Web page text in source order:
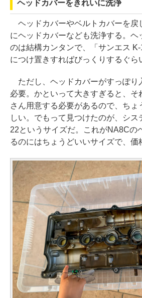
ヘッドカバーをきれいに洗浄
ヘッドカバーやベルトカバーを戻
にヘッドカバーなども洗浄する。ヘ
のは結構カンタンで、「サンエス
につけ置きすればびっくりするぐら
ただし、ヘッドカバーがすっぽり
必要。かといって大きすぎると、そ
さん用意する必要があるので、ちょ
しい。でもって見つけたのが、シス
22というサイズだ。これがNA8Cの
るのにはちょうどいいサイズで、価